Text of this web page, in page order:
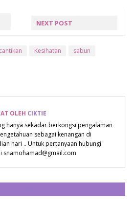
NEXT POST
Kesihatan sabun
OLEH CIKTIE
hanya sekadar berkongsi pengalaman
sebagai kenangan di
hari .. Untuk pertanyaan hubungi
snamohamad@gmail.com